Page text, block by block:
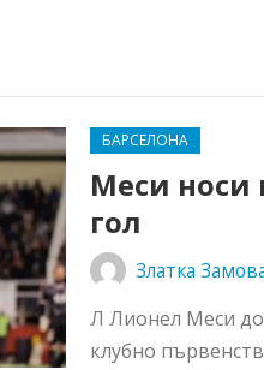
БАРСЕЛОНА
Меси носи
гол
Златка
Л Лионел Меси
клубно